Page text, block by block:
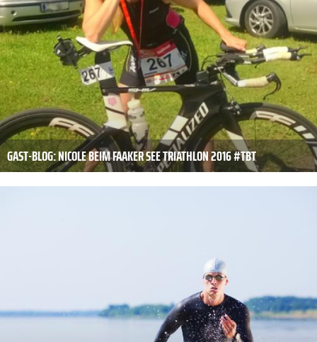
GAST-BLOG: NICOLE BEIM FAAKER SEE TRIATHLON 2016 #TBT